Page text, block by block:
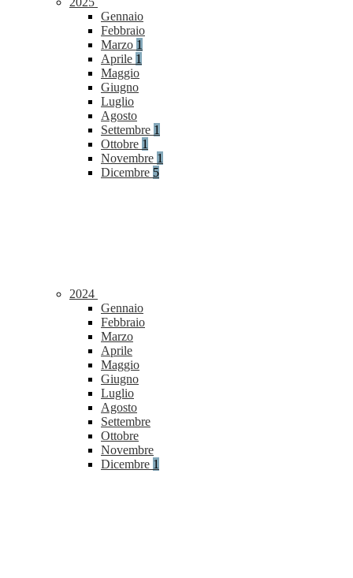
Gennaio
Febbraio
Marzo 1
Aprile 1
Maggio
Giugno
Luglio
Agosto
Settembre 1
Ottobre 1
Novembre 1
Dicembre 5
2024
Gennaio
Febbraio
Marzo
Aprile
Maggio
Giugno
Luglio
Agosto
Settembre
Ottobre
Novembre
Dicembre 1